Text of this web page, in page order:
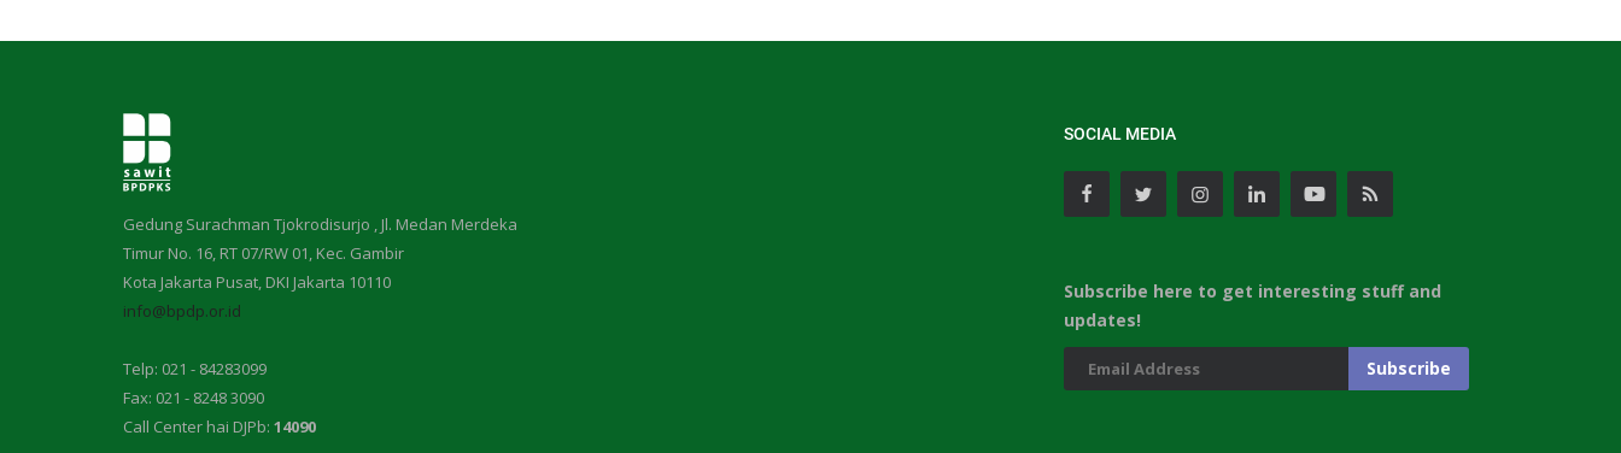
Gedung Surachman Tjokrodisurjo , Jl. Medan Merdeka
Timur No. 16, RT 07/RW 01, Kec. Gambir
Kota Jakarta Pusat, DKI Jakarta 10110
info@bpdp.or.id
Telp: 021 - 84283099
Fax: 021 - 8248 3090
Call Center hai DJPb: 14090
SOCIAL MEDIA
Subscribe here to get interesting stuff and
updates!